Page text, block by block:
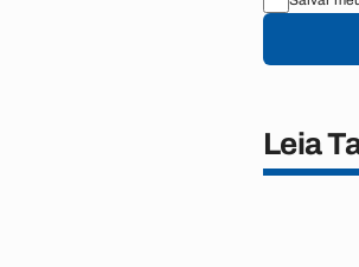
Leia